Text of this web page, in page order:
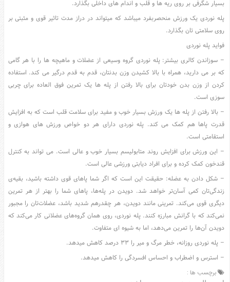
تکنولوژی
جوک
زناشویی
مدل
لباس
عکس
سرگرمی
هنر
ورزش
منوی
سایدبار
صفحه
اصلی
آشپزی
دکوراسیون
اخبار
پزشکی
تکنولوژی
بسیار شگرفی بر روی ریه ها و قلب و اندام های داخلی بگذارد.
پله نوردی یک ورزش منحصربفرد میباشد که میتواند در دراز مدت تاثیر قوی و مثبتی بر
روی سلامتی تان بگذارد.
فواید پله نوردی
– سوزاندن کالری بیشتر: پله نوردی گروه وسیعی از عضلات و ماهیچه ها را با هر گامی
که بر می دارید، همراه با بالا کشیدن وزن بدنتان، قدم به قدم درگیر می کند. استفاده
کردن از وزن بدن خودتان برای بالا رفتن از پله ها یک تمرین فوق العاده برای چربی
سوزی است.
– بالا رفتن از پله ها یک ورزش بسیار خوب و مفید برای سلامت قلب است که به افزایش
قدرت پاها هم کمک می کند. پله نوردی دارای هر دو خواص ورزش های هوازی و
استقامتی است.
– این ورزش برای افزایش روند متابولیسم بسیار خوب و عالی است. می تواند به کنترل
قندخون کمک کرده و برای افراد دیابتی ورزشی عالی است.
– شکل دادن به عضله: حقیقت این است که اگر شما پاهای قوی داشته باشید، بقیه‌ی
زندگی‌تان کمی آسان‌تر خواهد شد. دویدن در پله‌ها، پاهای شما را بهتر از هر تمرین
دیگری قوی می‌کند. تمرینی مانند دویدن، هر چقدرهم شدید باشد، عضلات‌تان را مجبور
نمی‌کند که با گرانش مبارزه کنند. پله نوردی، روی همان گروه‌های عضلانی کار می‌کند که
دویدن آ‌ن‌ها را تمرین می‌دهد، اما به شیوه ای متفاوت.
– پله نوردی روزانه، خطر مرگ و میر را ۳۳ درصد کاهش میدهد.
– استرس و اضطراب و احساس افسردگی را کاهش میدهد.
برچسب ها :